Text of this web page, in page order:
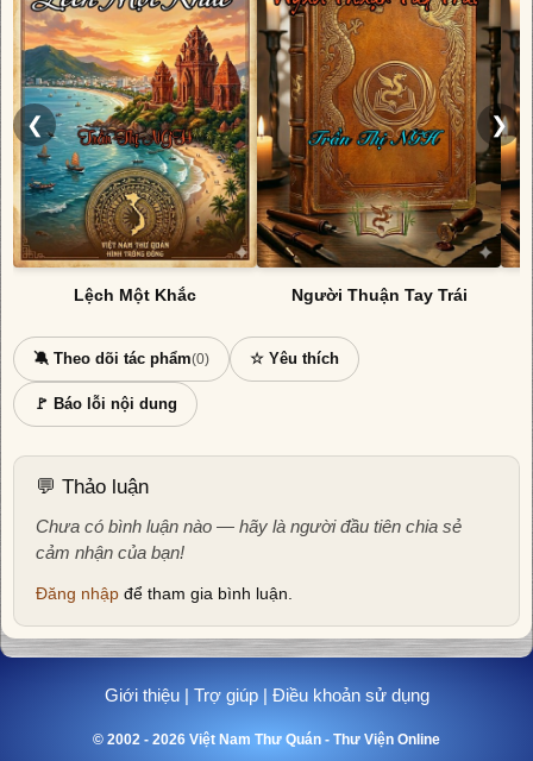
❮
Lệch Một Khắc Người Thuận Tay Trái
❯
🔕 Theo dõi tác phẩm(0) ☆ Yêu thích
🚩 Báo lỗi nội dung
💬 Thảo luận
Chưa có bình luận nào — hãy là người đầu tiên chia sẻ
cảm nhận của bạn!
Đăng nhập để tham gia bình luận.
Giới thiệu| Trợ giúp| Điều khoản sử dụng
© 2002 - 2026 Việt Nam Thư Quán - Thư Viện Online